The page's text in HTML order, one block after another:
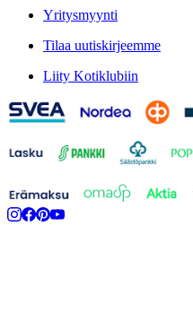
Yritysmyynti
Tilaa uutiskirjeemme
Liity Kotiklubiin